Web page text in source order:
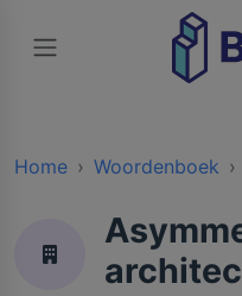
Home Woordenboek